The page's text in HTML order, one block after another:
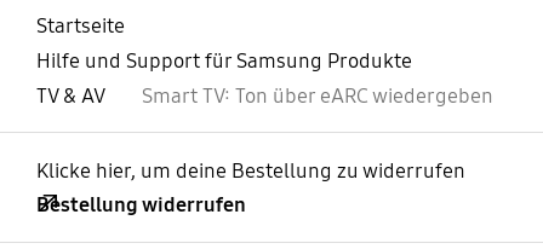
Startseite
Hilfe und Support für Samsung Produkte
TV & AV
Smart TV: Ton über eARC wiedergeben
Klicke hier, um deine Bestellung zu widerrufen
Bestellung widerrufen